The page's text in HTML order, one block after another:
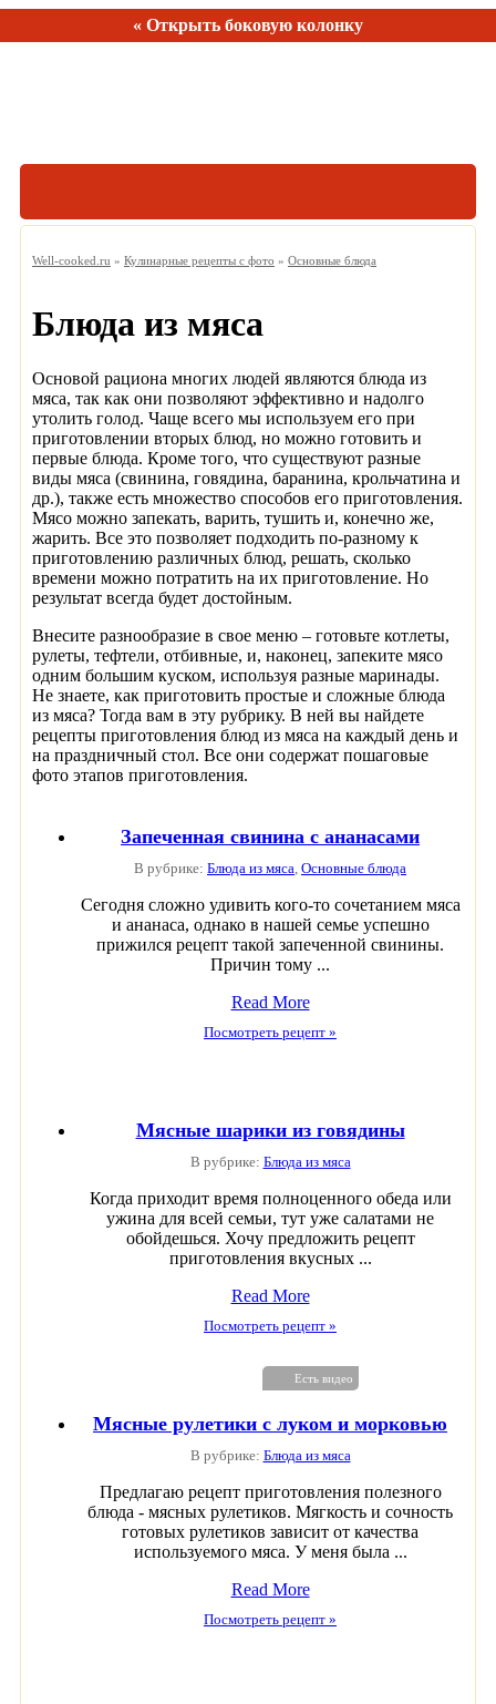
« Открыть боковую колонку
Рецептов:150
Well-cooked.ru » Кулинарные рецепты с фото » Основные блюда
Блюда из мяса
Основой рациона многих людей являются блюда из
мяса, так как они позволяют эффективно и надолго
утолить голод. Чаще всего мы используем его при
приготовлении вторых блюд, но можно готовить и
первые блюда. Кроме того, что существуют разные
виды мяса (свинина, говядина, баранина, крольчатина и
др.), также есть множество способов его приготовления.
Мясо можно запекать, варить, тушить и, конечно же,
жарить. Все это позволяет подходить по-разному к
приготовлению различных блюд, решать, сколько
времени можно потратить на их приготовление. Но
результат всегда будет достойным.
Внесите разнообразие в свое меню – готовьте котлеты,
рулеты, тефтели, отбивные, и, наконец, запеките мясо
одним большим куском, используя разные маринады.
Не знаете, как приготовить простые и сложные блюда
из мяса? Тогда вам в эту рубрику. В ней вы найдете
рецепты приготовления блюд из мяса на каждый день и
на праздничный стол. Все они содержат пошаговые
фото этапов приготовления.
Запеченная свинина с ананасами
В рубрике: Блюда из мяса Основные блюда
Сегодня сложно удивить кого-то сочетанием мяса
и ананаса, однако в нашей семье успешно
прижился рецепт такой запеченной свинины.
Причин тому ...
Read More
Посмотреть рецепт »
Мясные шарики из говядины
В рубрике: Блюда из мяса
Когда приходит время полноценного обеда или
ужина для всей семьи, тут уже салатами не
обойдешься. Хочу предложить рецепт
приготовления вкусных ...
Read More
Посмотреть рецепт »
Есть видео
Мясные рулетики с луком и морковью
В рубрике: Блюда из мяса
Предлагаю рецепт приготовления полезного
блюда - мясных рулетиков. Мягкость и сочность
готовых рулетиков зависит от качества
используемого мяса. У меня была ...
Read More
Посмотреть рецепт »